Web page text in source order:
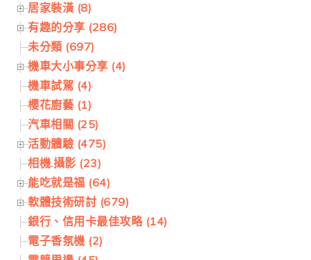
居家裝潢 (8)
有趣的分享 (286)
未分類 (697)
機車大小事分享 (4)
機車試駕 (4)
櫻花廚藝 (1)
汽車相關 (25)
活動體驗 (475)
相機.攝影 (23)
能吃就是福 (64)
軟體技術研討 (679)
銀行、信用卡最佳攻略 (14)
電子香氛機 (2)